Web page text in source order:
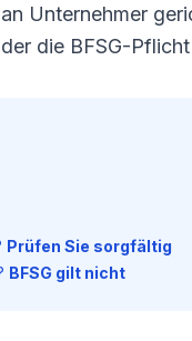
Unternehmer
die BFSG-
Prüfen Sie sorgfältig
BFSG gilt nicht